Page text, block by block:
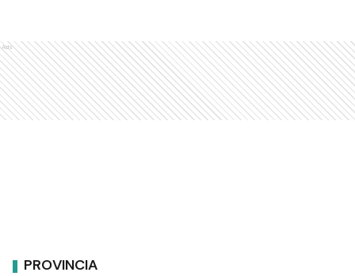
Ads
PROVINCIA